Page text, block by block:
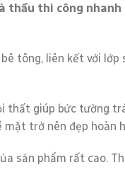
thi công nhanh
tông, liên kết với lớp
thất giúp bức tường
mặt trở nên đẹp hoàn
sản phẩm rất cao.